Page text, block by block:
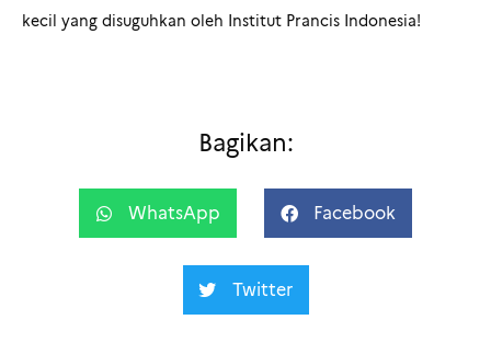
kecil yang disuguhkan oleh Institut Prancis Indonesia!
Bagikan:
WhatsApp Facebook
Twitter